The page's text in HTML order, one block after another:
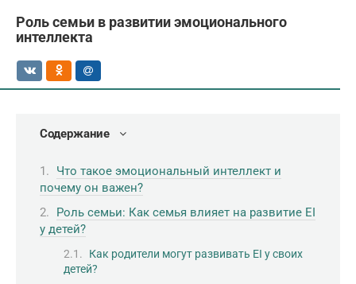
Роль семьи в развитии эмоционального
интеллекта
Содержание
Что такое эмоциональный интеллект и
почему он важен?
Роль семьи: Как семья влияет на развитие EI
у детей?
Как родители могут развивать EI у своих
детей?